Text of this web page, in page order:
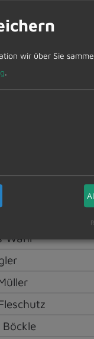
Waldmann
Weixler
Meggle
Wahl
wir über Sie
.